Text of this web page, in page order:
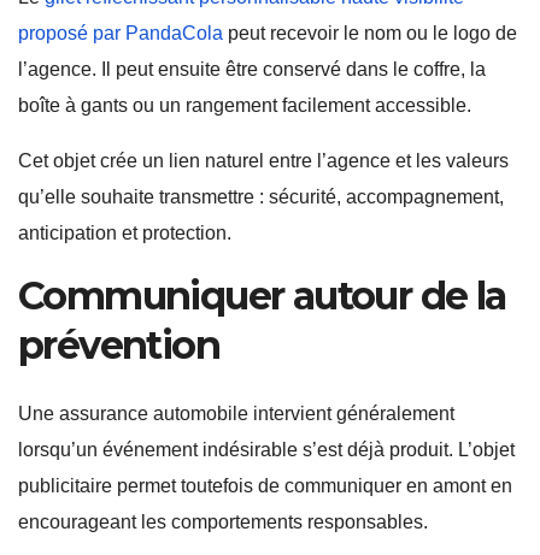
proposé par PandaCola peut recevoir le nom ou le logo de
l’agence. Il peut ensuite être conservé dans le coffre, la
boîte à gants ou un rangement facilement accessible.
Cet objet crée un lien naturel entre l’agence et les valeurs
qu’elle souhaite transmettre : sécurité, accompagnement,
anticipation et protection.
Communiquer autour de la
prévention
Une assurance automobile intervient généralement
lorsqu’un événement indésirable s’est déjà produit. L’objet
publicitaire permet toutefois de communiquer en amont en
encourageant les comportements responsables.